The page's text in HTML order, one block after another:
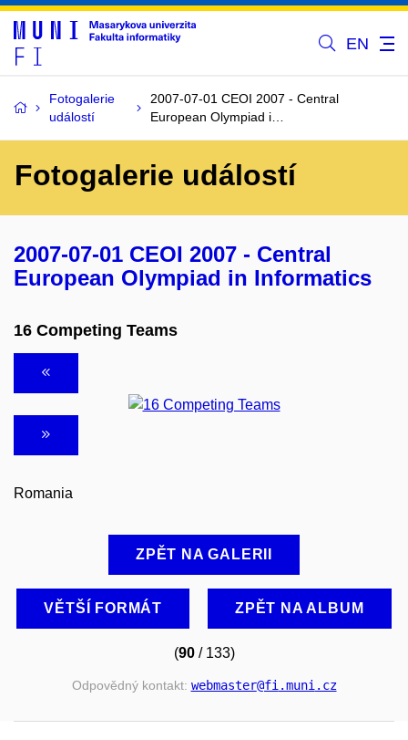
EN
Fotogalerie
událostí
2007-07-01 CEOI 2007 - Central
European Olympiad i…
Fotogalerie událostí
2007-07-01 CEOI 2007 - Central
European Olympiad in Informatics
16 Competing Teams
Romania
ZPĚT NA GALERII
VĚTŠÍ FORMÁT ZPĚT NA ALBUM
(90/ 133)
Odpovědný kontakt: webmaster@fi .muni .cz